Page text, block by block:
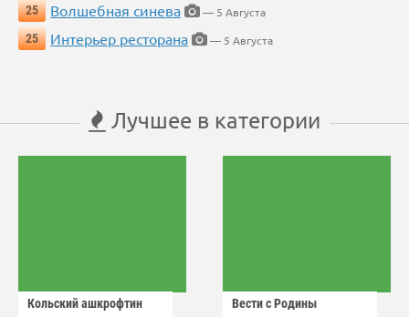
25
Волшебная синева
— 5 Августа
25
Интерьер ресторана — 5 Августа
Лучшее в категории
Кольский ашкрофтин Вести с Родины